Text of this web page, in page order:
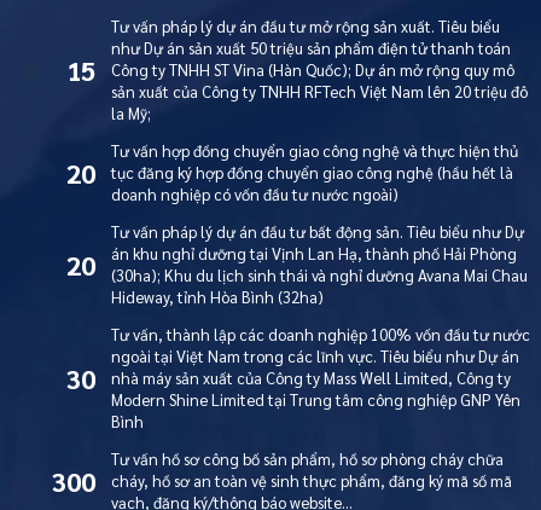
15
Tư vấn pháp lý dự án đầu tư mở rộng sản xuất. Tiêu biểu
như Dự án sản xuất 50 triệu sản phẩm điện tử thanh toán
Công ty TNHH ST Vina (Hàn Quốc); Dự án mở rộng quy mô
sản xuất của Công ty TNHH RFTech Việt Nam lên 20 triệu đô
la Mỹ;
20
Tư vấn hợp đồng chuyển giao công nghệ và thực hiện thủ
tục đăng ký hợp đồng chuyển giao công nghệ (hầu hết là
doanh nghiệp có vốn đầu tư nước ngoài)
20
Tư vấn pháp lý dự án đầu tư bất động sản. Tiêu biểu như Dự
án khu nghỉ dưỡng tại Vịnh Lan Hạ, thành phố Hải Phòng
(30ha); Khu du lịch sinh thái và nghỉ dưỡng Avana Mai Chau
Hideway, tỉnh Hòa Bình (32ha)
30
Tư vấn, thành lập các doanh nghiệp 100% vốn đầu tư nước
ngoài tại Việt Nam trong các lĩnh vực. Tiêu biểu như Dự án
nhà máy sản xuất của Công ty Mass Well Limited, Công ty
Modern Shine Limited tại Trung tâm công nghiệp GNP Yên
Bình
300
Tư vấn hồ sơ công bố sản phẩm, hồ sơ phòng cháy chữa
cháy, hồ sơ an toàn vệ sinh thực phẩm, đăng ký mã số mã
vạch, đăng ký/thông báo website…